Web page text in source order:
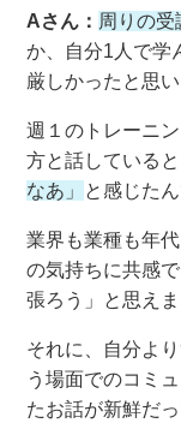
Aさん： 周りの受
か、自分1人で学
厳しかったと思い
週１のトレーニ
方と話していると
なあ」 と感じた
業界も業種も年
の気持ちに共感
張ろう」と思えま
それに、自分よ
う場面でのコミ
たお話が新鮮だ